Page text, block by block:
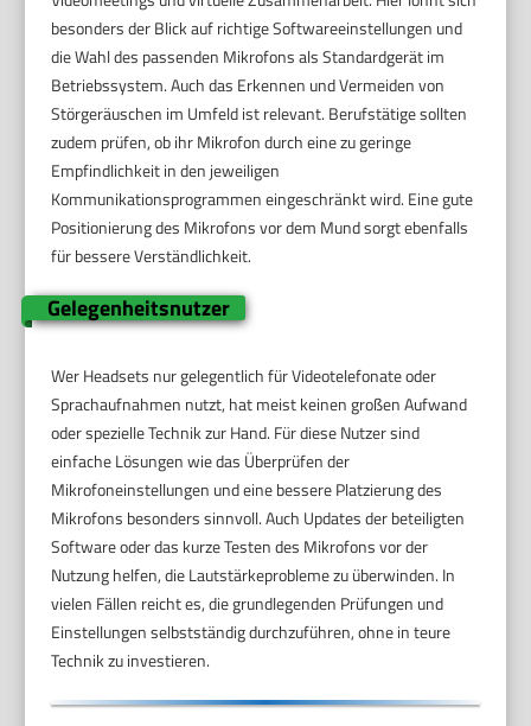
besonders der Blick auf richtige Softwareeinstellungen und
die Wahl des passenden Mikrofons als Standardgerät im
Betriebssystem. Auch das Erkennen und Vermeiden von
Störgeräuschen im Umfeld ist relevant. Berufstätige sollten
zudem prüfen, ob ihr Mikrofon durch eine zu geringe
Empfindlichkeit in den jeweiligen
Kommunikationsprogrammen eingeschränkt wird. Eine gute
Positionierung des Mikrofons vor dem Mund sorgt ebenfalls
für bessere Verständlichkeit.
Gelegenheitsnutzer
Wer Headsets nur gelegentlich für Videotelefonate oder
Sprachaufnahmen nutzt, hat meist keinen großen Aufwand
oder spezielle Technik zur Hand. Für diese Nutzer sind
einfache Lösungen wie das Überprüfen der
Mikrofoneinstellungen und eine bessere Platzierung des
Mikrofons besonders sinnvoll. Auch Updates der beteiligten
Software oder das kurze Testen des Mikrofons vor der
Nutzung helfen, die Lautstärkeprobleme zu überwinden. In
vielen Fällen reicht es, die grundlegenden Prüfungen und
Einstellungen selbstständig durchzuführen, ohne in teure
Technik zu investieren.